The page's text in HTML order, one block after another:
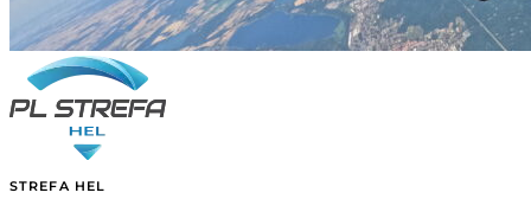
STREFA HEL